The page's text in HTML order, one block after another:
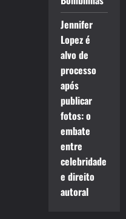
Jennifer
Lopez é
alvo de
processo
após
publicar
fotos: o
embate
entre
celebridade
e direito
autoral